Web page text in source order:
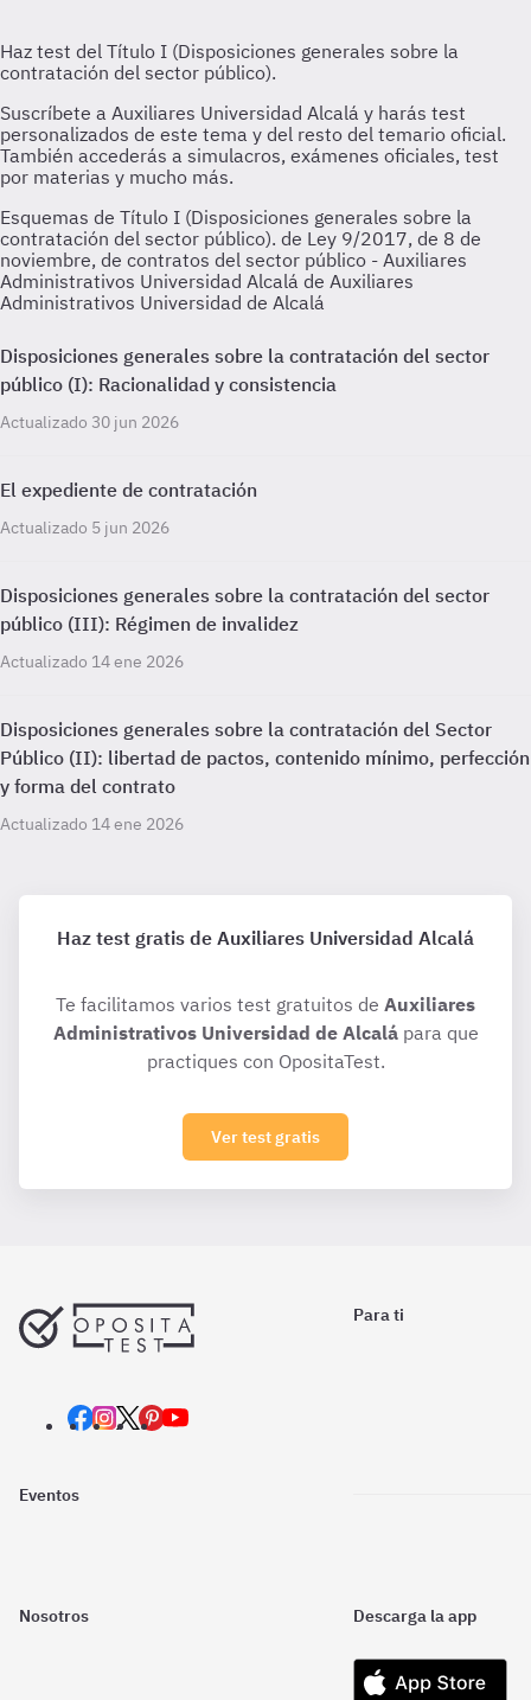
Esquemas de Título I (Disposiciones generales sobre la
contratación del sector público). de Ley 9/2017, de 8 de
noviembre, de contratos del sector público - Auxiliares
Administrativos Universidad Alcalá de Auxiliares
Administrativos Universidad de Alcalá
Disposiciones generales sobre la contratación del sector
público (I): Racionalidad y consistencia
Actualizado 30 jun 2026
El expediente de contratación
Actualizado 5 jun 2026
Disposiciones generales sobre la contratación del sector
público (III): Régimen de invalidez
Actualizado 14 ene 2026
Disposiciones generales sobre la contratación del Sector
Público (II): libertad de pactos, contenido mínimo, perfección
y forma del contrato
Actualizado 14 ene 2026
Haz test gratis de Auxiliares Universidad Alcalá
Te facilitamos varios test gratuitos de Auxiliares
Administrativos Universidad de Alcalápara que
practiques con OpositaTest.
Ver test gratis
Para ti
Eventos
Nosotros Descarga la app